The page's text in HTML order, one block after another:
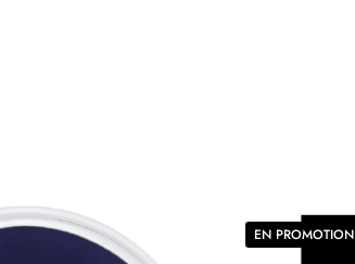
EN PROMOTION